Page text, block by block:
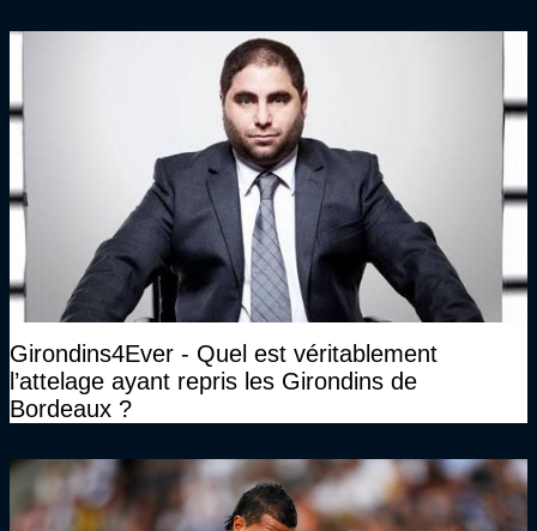
Girondins4Ever - Quel est véritablement
l’attelage ayant repris les Girondins de
Bordeaux ?